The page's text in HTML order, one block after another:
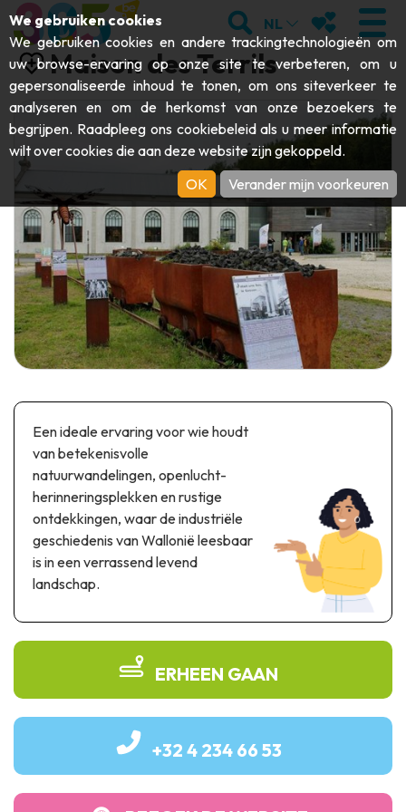
BEZOEKEN
Abdijen & religieuze monumenten
Archeologie
Kunst
Ambachten & knowhow
Kastelen, citadellen & belforten
Folklore & lokale geschiedenis
Geschiedenis
Wetenschapsparken
Auto- & spoorerfgoed
Industrieel erfgoed & architecturale kunstwerken
Streekproducten
ONTDEKKEN
Grotten
Tuinen, parken & natuursites
Aquariums, dierenparken & -tuinen
BEWEGEN
Toeristische boten & cruises
Railbikes & toeristische treinen
Kajaks
Thema & recreatiepark
Recreatie- & waterpretparken
EVENEMENTEN
DE LEUKSTE ACTIVITEITEN VOOR
DEZE ZOMER
DOWNLOAD DE GIDS
ZOEKEN
NL MIJN
Maison des Terrils
Een ideale ervaring voor wie houdt
van betekenisvolle
natuurwandelingen, openlucht-
herinneringsplekken en rustige
ontdekkingen, waar de industriële
geschiedenis van Wallonië leesbaar
is in een verrassend levend
landschap.
ERHEEN GAAN
+32 4 234 66 53
We gebruiken cookies
We gebruiken cookies en andere trackingtechnologieën om
uw browse-ervaring op onze site te verbeteren, om u
gepersonaliseerde inhoud te tonen, om ons siteverkeer te
analyseren en om de herkomst van onze bezoekers te
begrijpen. Raadpleeg ons cookiebeleidals u meer informatie
wilt over cookies die aan deze website zijn gekoppeld.
OK
Verander mijn voorkeuren